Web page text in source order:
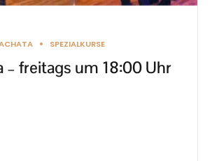
SPEZIALKURSE
– freitags um 18:00 Uhr